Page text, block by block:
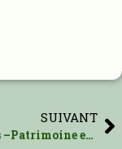
SUIVANT
Les Arbres –Patrimoine et Sécurité – Suite